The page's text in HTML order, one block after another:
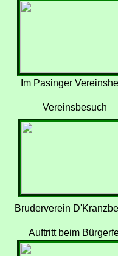
Im Pasinger
Vereinsbesuch
Bruderverein
Auftritt beim